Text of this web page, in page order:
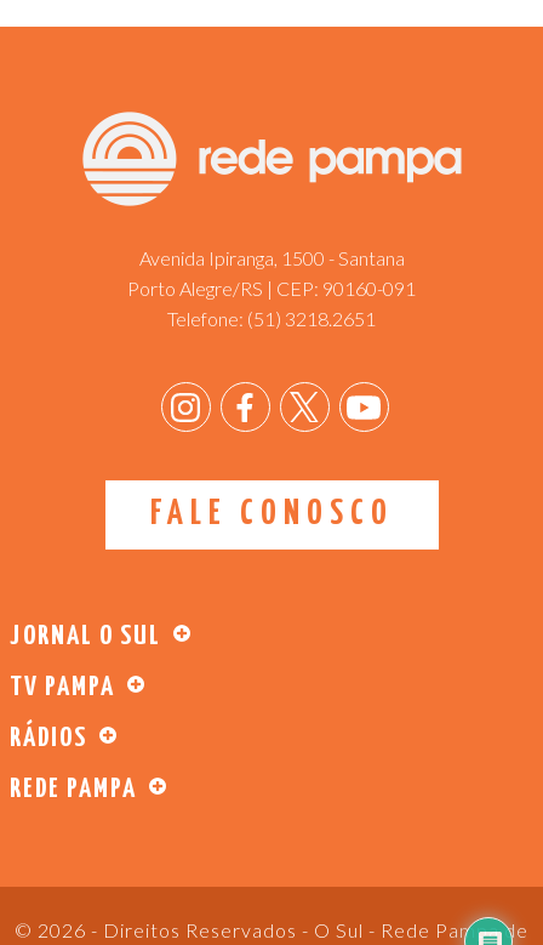
Avenida Ipiranga, 1500 - Santana
Porto Alegre/RS | CEP: 90160-091
Telefone: (51) 3218.2651
FALE CONOSCO
JORNAL O SUL
TV PAMPA
RÁDIOS
REDE PAMPA
© 2026 - Direitos Reservados - O Sul - Rede Pampa de